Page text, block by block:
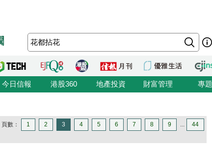
今日信報 港股360 地產投資 財富管理 專題
頁數： 1 2 3 4 5 6 7 8 9 ... 44